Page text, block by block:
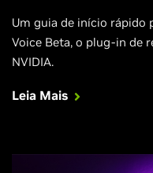
Um guia de início rápido
Voice Beta, o plug-in de
NVIDIA.
Leia Mais